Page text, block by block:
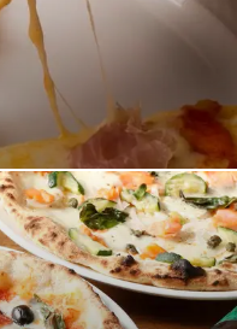
った特製ピッツアの食べ
かに仕上げた逸品も多
実の内容！最大3時間ﾌﾟﾗﾝ
クリスピーで軽く、小麦
楽しめます。出来立てを